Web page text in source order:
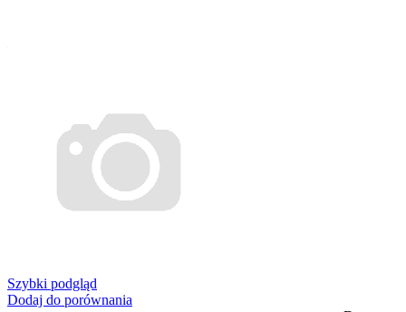
Szybki podgląd
Dodaj do porównania